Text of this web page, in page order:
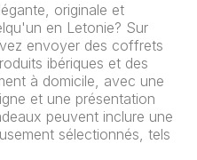
originale et
en Letonie? Sur
envoyer des coffrets
ibériques et des
à domicile, avec une
et une présentation
peuvent inclure une
sélectionnés, tels